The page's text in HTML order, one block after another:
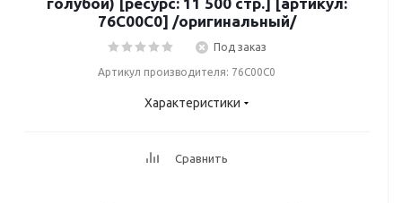
76C00C0] /оригинальный/
Под заказ
Артикул производителя: 76C00C0
Характеристики
Сравнить